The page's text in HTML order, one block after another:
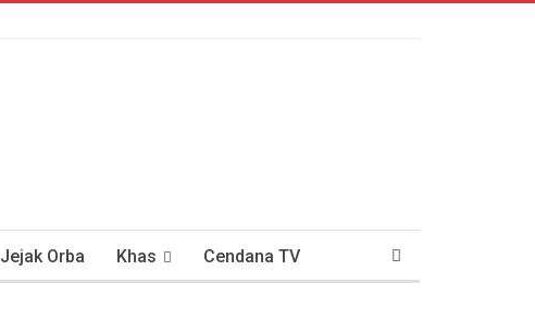
Jejak Orba Khas Cendana TV